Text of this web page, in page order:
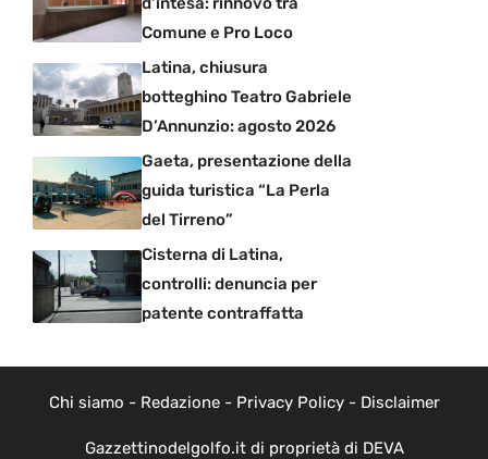
Comune e Pro Loco
Latina, chiusura
botteghino Teatro Gabriele
D’Annunzio: agosto 2026
Gaeta, presentazione della
guida turistica “La Perla
del Tirreno”
Cisterna di Latina,
controlli: denuncia per
patente contraffatta
Chi siamo - Redazione- Privacy Policy- Disclaimer
Gazzettinodelgolfo.it di proprietà di DEVA